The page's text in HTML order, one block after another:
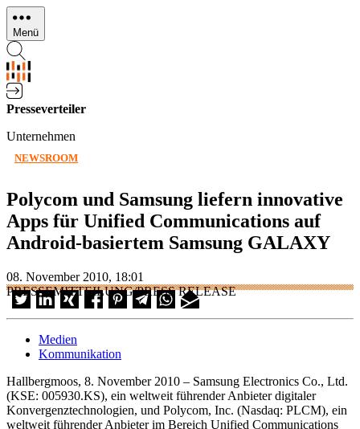
Direkt
zum
Inhalt
Menü
Presseverteiler
Unternehmen
NEWSROOM
Polycom und Samsung liefern innovative
Apps für Unified Communications auf
Android-basiertem Samsung GALAXY
08. November 2010, 18:01
PRESSEMITTEILUNG/PRESS RELEASE
Medien
Kommunikation
Hallbergmoos, 8. November 2010 – Samsung Electronics Co., Ltd.
(KSE: 005930.KS), ein weltweit führender Anbieter digitaler
Konvergenztechnologien, und Polycom, Inc. (Nasdaq: PLCM), ein
weltweit führender Anbieter im Bereich Unified Communications